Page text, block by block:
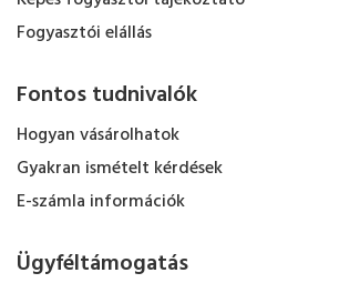
Fogyasztói elállás
Fontos tudnivalók
Hogyan vásárolhatok
Gyakran ismételt kérdések
E-számla információk
Ügyféltámogatás